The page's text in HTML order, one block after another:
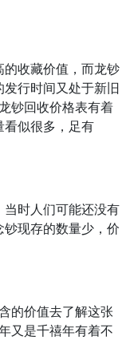
收藏价值，而龙钞
行时间又处于新旧
钞回收价格表有着
看似很多，足有
时人们可能还没有
现存的数量少，价
的价值去了解这张
又是千禧年有着不